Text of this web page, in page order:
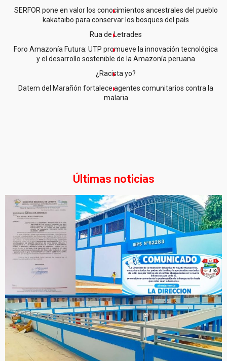
SERFOR pone en valor los conocimientos ancestrales del pueblo
kakataibo para conservar los bosques del país
Rua de Letrades
Foro Amazonía Futura: UTP promueve la innovación tecnológica
y el desarrollo sostenible de la Amazonía peruana
¿Racista yo?
Datem del Marañón fortalece agentes comunitarios contra la
malaria
Últimas noticias